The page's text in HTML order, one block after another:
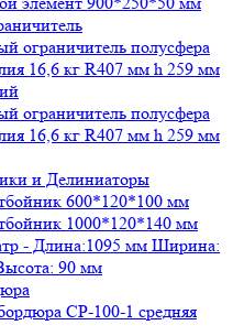
ограничитель полусфера
16,6 кг R407 мм h 259 мм
ограничитель полусфера
16,6 кг R407 мм h 259 мм
и Делиниаторы
600*120*100 мм
1000*120*140 мм
- Длина:1095 мм Ширина:
90 мм
СР-100-1 средняя